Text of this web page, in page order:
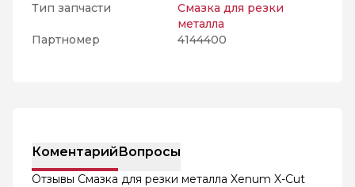
Тип запчасти
Смазка для резки
металла
Партномер
4144400
КоментарийВопросы
Отзывы Смазка для резки металла Xenum X-Cut